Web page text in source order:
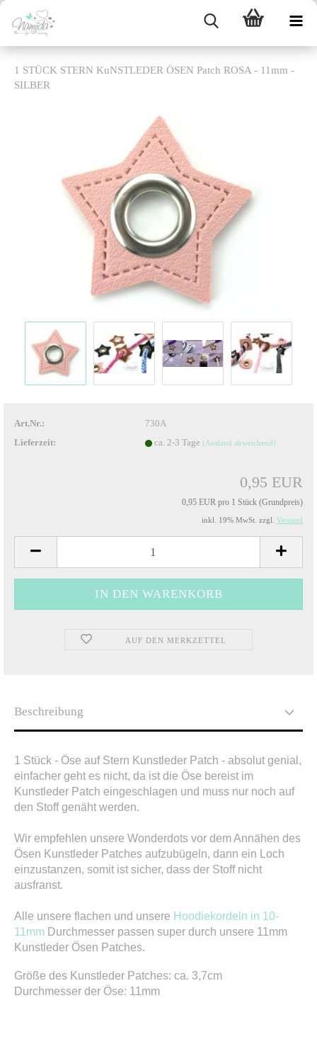
1 STÜCK STERN KuNSTLEDER ÖSEN Patch ROSA - 11mm -
SILBER
Art.Nr.:
730A
Lieferzeit:
ca. 2-3 Tage (Ausland abweichend)
0,95 EUR
0,95 EUR pro 1 Stück (Grundpreis)
inkl. 19% MwSt. zzgl. Versand
AUF DEN MERKZETTEL
Beschreibung
1 Stück - Öse auf Stern Kunstleder Patch - absolut genial,
einfacher geht es nicht, da ist die Öse bereist im
Kunstleder Patch eingeschlagen und muss nur noch auf
den Stoff genäht werden.
Wir empfehlen unsere Wonderdots vor dem Annähen des
Ösen Kunstleder Patches aufzubügeln, dann ein Loch
einzustanzen, somit ist sicher, dass der Stoff nicht
ausfranst.
Alle unsere flachen und unsere Hoodiekordeln in 10-
11mm Durchmesser passen super durch unsere 11mm
Kunstleder Ösen Patches.
Größe des Kunstleder Patches: ca. 3,7cm
Durchmesser der Öse: 11mm